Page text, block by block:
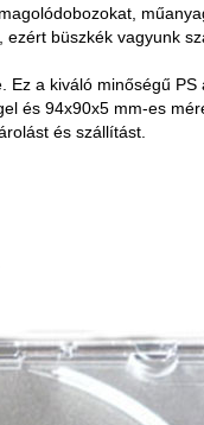
büszkék vagyunk
a kiváló minőségű
és 94x90x5 mm-es
és szállítást.